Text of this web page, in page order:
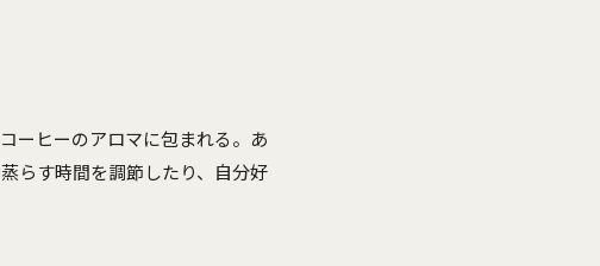
ーヒーのアロマに包まれる。あ
らす時間を調節したり、自分好